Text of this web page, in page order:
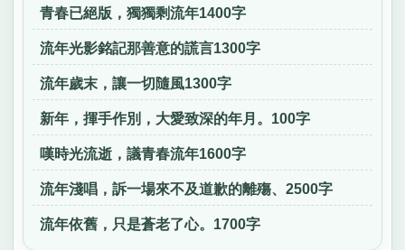
青春已絕版，獨獨剩流年1400字
流年光影銘記那善意的謊言1300字
流年歲末，讓一切隨風1300字
新年，揮手作別，大愛致深的年月。100字
嘆時光流逝，議青春流年1600字
流年淺唱，訴一場來不及道歉的離殤、2500字
流年依舊，只是蒼老了心。1700字